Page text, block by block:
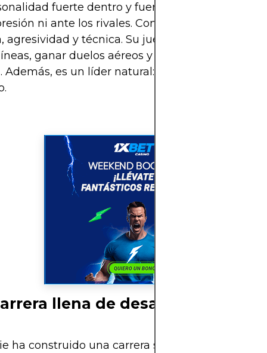
fuerte dentro y fuera del campo. No se
ni ante los rivales. Con un estilo dinámico,
agresividad y técnica. Su juego se caracteriza
ganar duelos aéreos y sumarse al ataque
Además, es un líder natural: habla alto, anima y
llena de desafíos y éxitos
ha construido una carrera sólida y en constante